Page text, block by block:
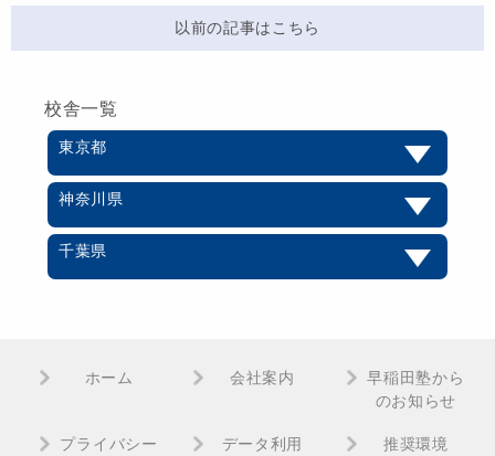
以前の記事はこちら
校舎一覧
東京都
神奈川県
千葉県
ホーム 会社案内
早稲田塾から
のお知らせ
プライバシー
データ利用 推奨環境